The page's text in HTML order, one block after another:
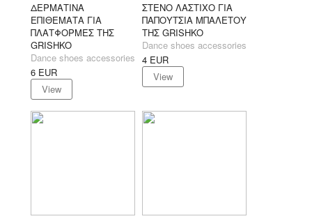
ΔΕΡΜΑΤΙΝΑ
ΕΠΙΘΕΜΑΤΑ ΓΙΑ
ΠΛΑΤΦΟΡΜΕΣ ΤΗΣ
GRISHKO
Dance shoes accessories
6 EUR
View
ΣΤΕΝΟ ΛΑΣΤΙΧΟ ΓΙΑ
ΠΑΠΟΥΤΣΙΑ ΜΠΑΛΕΤΟΥ
ΤΗΣ GRISHKO
Dance shoes accessories
4 EUR
View